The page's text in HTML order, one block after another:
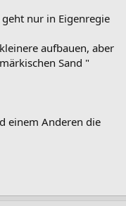
nur in Eigenregie
aufbauen, aber
Sand "
einem Anderen die